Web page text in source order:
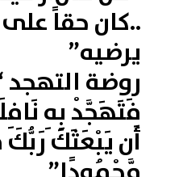
..كان حقاً على
يرضيه”
روضة التهجد
فَتَهَجَّدْ بِهِ
أَن يَبْعَثَكَ رَبُّكَ